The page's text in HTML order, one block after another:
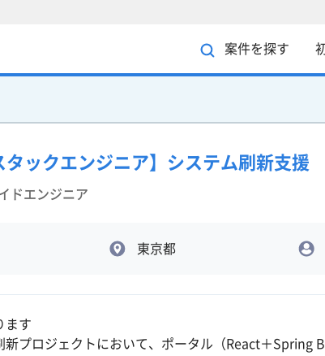
案件を探す
ックエンジニア】システム刷新支援
ドエンジニア
東京都
ます
新プロジェクトにおいて、ポータル（React＋Spring